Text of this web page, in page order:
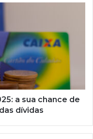
a sua chance de
dívidas